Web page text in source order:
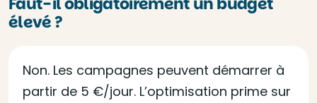
élevé ?
Non. Les campagnes peuvent démarrer à
partir de 5 €/jour. L’optimisation prime sur